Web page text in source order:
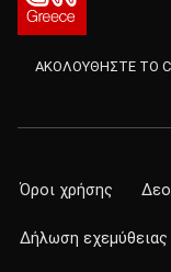
ΑΚΟΛΟΥΘΗΣΤΕ ΤΟ
Όροι χρήσης
Δήλωση εχεμύθειας